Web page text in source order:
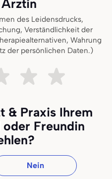
des Leidensdrucks,
Verständlichkeit der
Wahrung
der persönlichen Daten.)
unzufrieden
Teils teils Ziemlich zufrieden
& Praxis Ihrem
Freundin
Nein